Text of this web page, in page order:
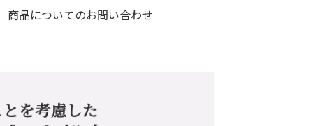
商品についてのお問い合わせ